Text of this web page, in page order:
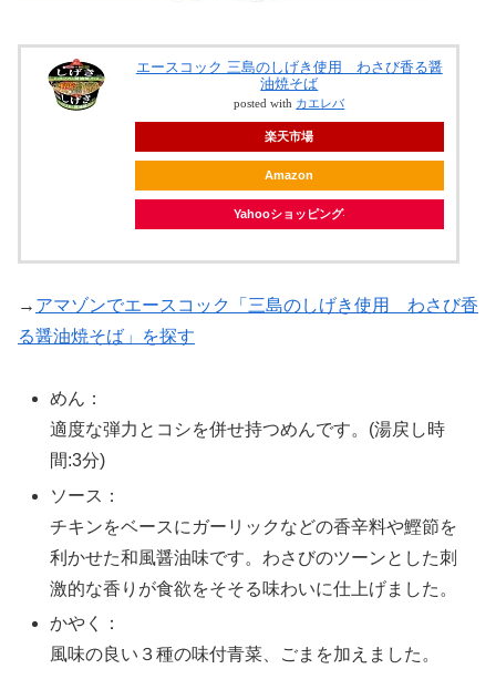
エースコック 三島のしげき使用 わさび香る醤
油焼そば
posted with カエレバ
楽天市場
Amazon
Yahooショッピング
→ アマゾンでエースコック「三島のしげき使用 わさび香
る醤油焼そば」を探す
めん：
適度な弾力とコシを併せ持つめんです。(湯戻し時
間:3分)
ソース：
チキンをベースにガーリックなどの香辛料や鰹節を
利かせた和風醤油味です。わさびのツーンとした刺
激的な香りが食欲をそそる味わいに仕上げました。
かやく：
風味の良い３種の味付青菜、ごまを加えました。